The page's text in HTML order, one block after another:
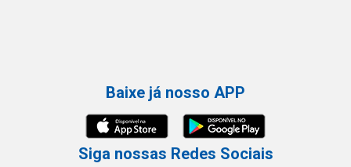
Baixe já nosso APP
Siga nossas Redes Sociais